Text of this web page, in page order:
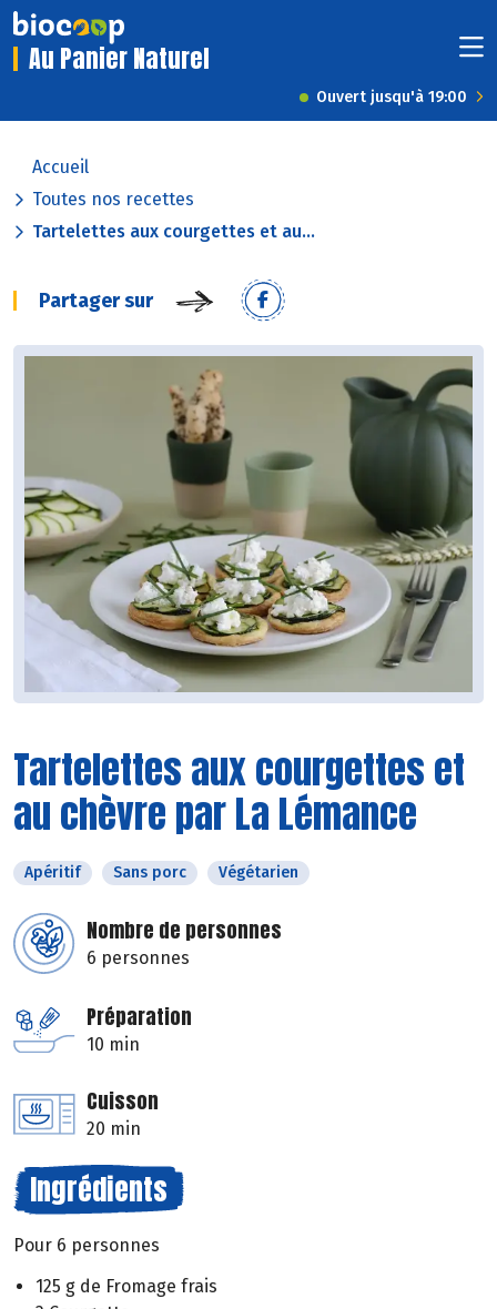
Au Panier Naturel
Ouvert jusqu'à 19:00
Accueil
Toutes nos recettes
Tartelettes aux courgettes et au...
Partager sur
Tartelettes aux courgettes et
au chèvre par La Lémance
Apéritif Sans porc Végétarien
Nombre de personnes
6 personnes
Préparation
10 min
Cuisson
20 min
Ingrédients
Pour 6 personnes
125 g de Fromage frais